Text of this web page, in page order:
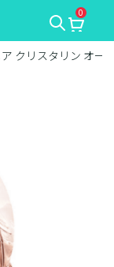
0
クリスタリン オー